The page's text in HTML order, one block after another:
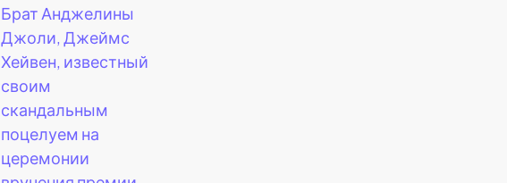
Брат Анджелины
Джоли, Джеймс
Хейвен, известный
своим
скандальным
поцелуем на
церемонии